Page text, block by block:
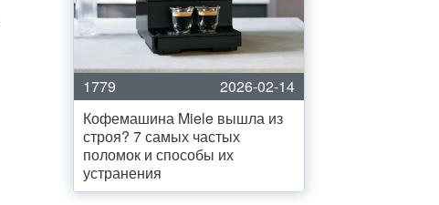
1779
2026-02-14
Кофемашина Miele вышла из
строя? 7 самых частых
поломок и способы их
устранения